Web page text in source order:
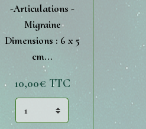
-Articulations -
Migraine
Dimensions : 6 x 5
cm...
10,00€ TTC